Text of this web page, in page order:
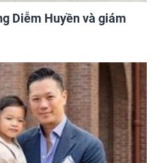
Diễm Huyền và giám